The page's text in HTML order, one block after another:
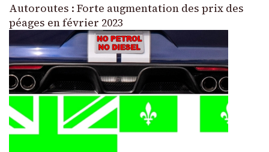
Autoroutes : Forte augmentation des prix des
péages en février 2023